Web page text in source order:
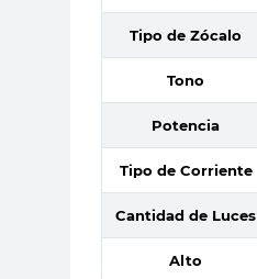
Tipo de Zócalo
Tono
Potencia
Tipo de Corriente
Cantidad de Luces
Alto